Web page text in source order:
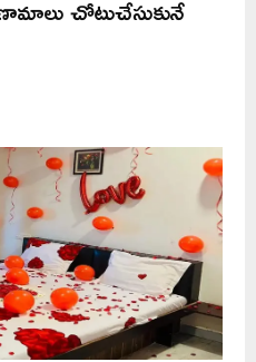
చోటుచేసుకునే